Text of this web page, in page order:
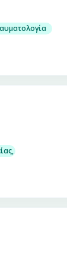
τη διάρκεια